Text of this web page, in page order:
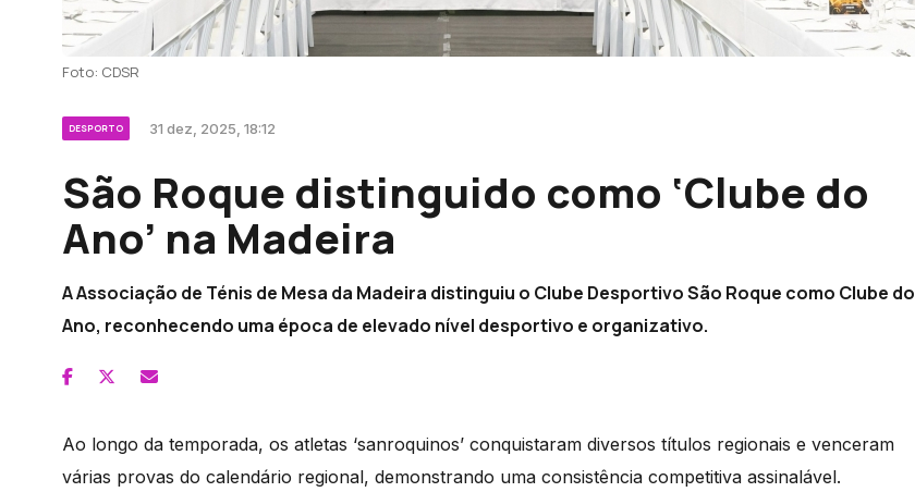
Foto: CDSR
DESPORTO 31 dez, 2025, 18:12
São Roque distinguido como ‘Clube do
Ano’ na Madeira
A Associação de Ténis de Mesa da Madeira distinguiu o Clube Desportivo São Roque como Clube do
Ano, reconhecendo uma época de elevado nível desportivo e organizativo.
Ao longo da temporada, os atletas ‘sanroquinos’ conquistaram diversos títulos regionais e venceram
várias provas do calendário regional, demonstrando uma consistência competitiva assinalável.